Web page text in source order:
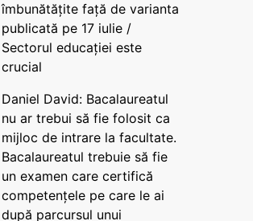
îmbunătățite față de varianta
publicată pe 17 iulie /
Sectorul educației este
crucial
Daniel David: Bacalaureatul
nu ar trebui să fie folosit ca
mijloc de intrare la facultate.
Bacalaureatul trebuie să fie
un examen care certifică
competențele pe care le ai
după parcursul unui